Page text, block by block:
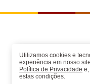
Utilizamos cookies e
experiência em nosso
Política de Privacidade
estas condições.